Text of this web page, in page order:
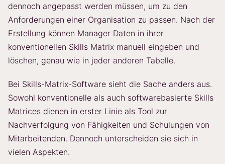
dennoch angepasst werden müssen, um zu den
Anforderungen einer Organisation zu passen. Nach der
Erstellung können Manager Daten in ihrer
konventionellen Skills Matrix manuell eingeben und
löschen, genau wie in jeder anderen Tabelle.
Bei Skills-Matrix-Software sieht die Sache anders aus.
Sowohl konventionelle als auch softwarebasierte Skills
Matrices dienen in erster Linie als Tool zur
Nachverfolgung von Fähigkeiten und Schulungen von
Mitarbeitenden. Dennoch unterscheiden sie sich in
vielen Aspekten.